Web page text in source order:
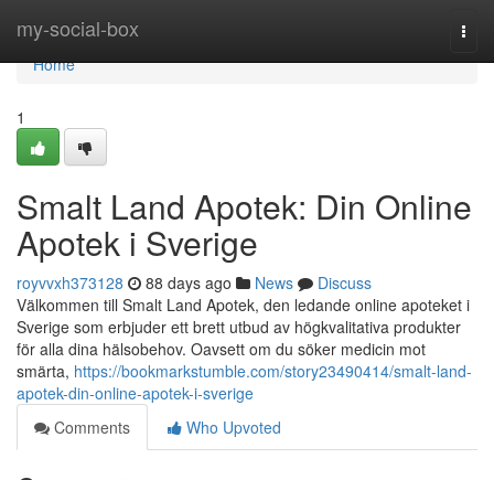
my-social-box
Home
Home
1
Smalt Land Apotek: Din Online
Apotek i Sverige
royvvxh373128 88 days ago News
Discuss
Välkommen till Smalt Land Apotek, den ledande online apoteket i
Sverige som erbjuder ett brett utbud av högkvalitativa produkter
för alla dina hälsobehov. Oavsett om du söker medicin mot
smärta, https://bookmarkstumble.com/story23490414/smalt-land-
apotek-din-online-apotek-i-sverige
Comments
Who Upvoted